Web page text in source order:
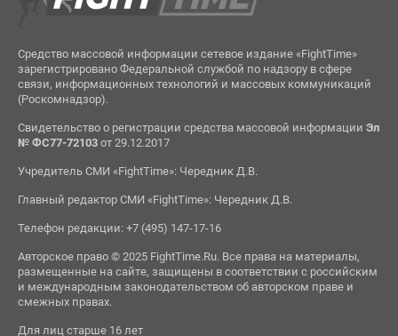
Средство массовой информации сетевое издание «FightTime»
зарегистрировано Федеральной службой по надзору в сфере
связи, информационных технологий и массовых коммуникаций
(Роскомнадзор).
Свидетельство о регистрации средства массовой информации Эл
№ ФС77-72103от 29.12.2017
Учредитель СМИ «FightTime»: Чередник Д.В.
Главный редактор СМИ «FightTime»: Чередник Д.В.
Телефон редакции: +7 (495) 147-17-16
Авторское право © 2025 FightTime.Ru. Все права на материалы,
размещенные на сайте, защищены в соответствии с российским
и международным законодательством об авторском праве и
смежных правах.
Для лиц старше 16 лет